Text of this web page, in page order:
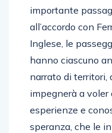
importante
all’accordo con
Inglese, le
hanno ciascuno
narrato di territori,
impegnerà a
esperienze e
speranza, che le